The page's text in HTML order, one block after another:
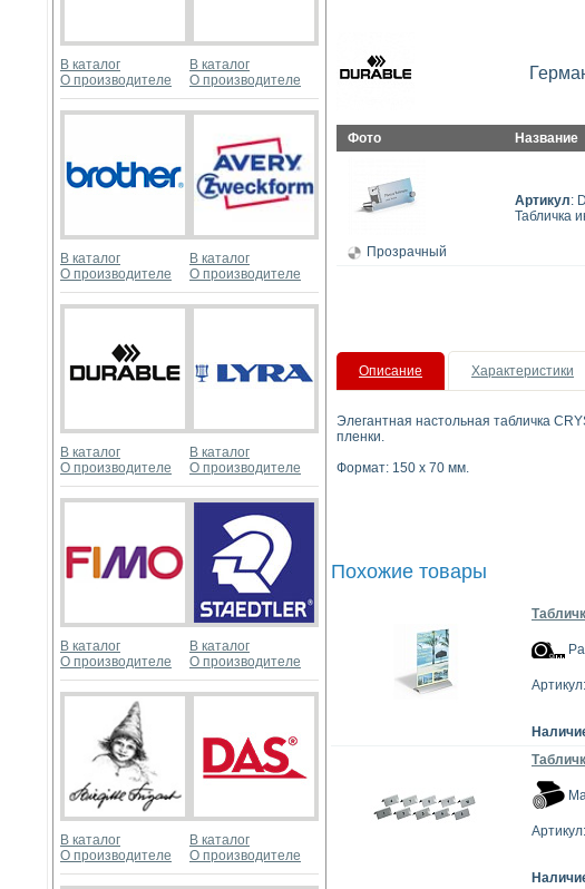
В каталог
О производителе
В каталог
О производителе
В каталог
О производителе
В каталог
О производителе
В каталог
О производителе
В каталог
О производителе
В каталог
О производителе
В каталог
О производителе
В каталог
О производителе
В каталог
О производителе
Фото Название
Прозрачный
Артикул:
Табличка
Описание Характеристики
Элегантная настольная табличка
пленки.
Формат: 150 х 70 мм.
Похожие товары